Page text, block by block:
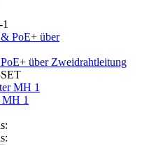
über Zweidrahtleitung
MH 1